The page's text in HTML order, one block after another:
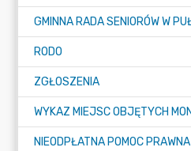
RODO
ZGŁOSZENIA
NIEODPŁATNA POMOC PRAWNA